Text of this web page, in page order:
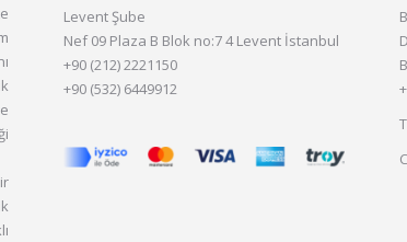
Levent Şube
Nef 09 Plaza B Blok no:7 4 Levent İstanbul
+90 (212) 2221150
+90 (532) 6449912